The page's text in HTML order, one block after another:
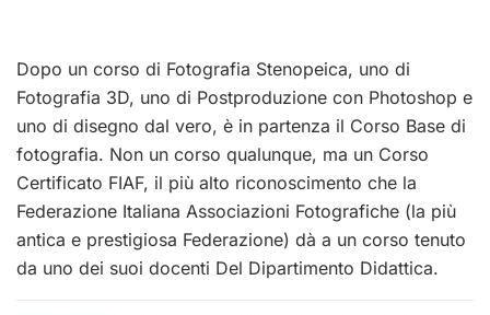
Dopo un corso di Fotografia Stenopeica, uno di
Fotografia 3D, uno di Postproduzione con Photoshop e
uno di disegno dal vero, è in partenza il Corso Base di
fotografia. Non un corso qualunque, ma un Corso
Certificato FIAF, il più alto riconoscimento che la
Federazione Italiana Associazioni Fotografiche (la più
antica e prestigiosa Federazione) dà a un corso tenuto
da uno dei suoi docenti Del Dipartimento Didattica.